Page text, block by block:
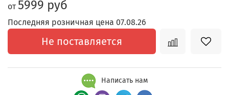
от 5999 руб
Последняя розничная цена 07.08.26
Не поставляется
Написать нам